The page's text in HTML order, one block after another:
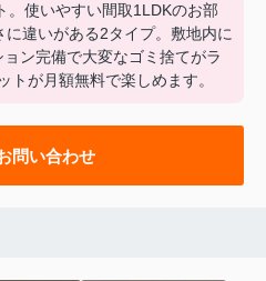
。使いやすい間取1LDKのお部
に違いがある2タイプ。敷地内に
ン完備で大変なゴミ捨てがラ
トが月額無料で楽しめます。
問い合わせ